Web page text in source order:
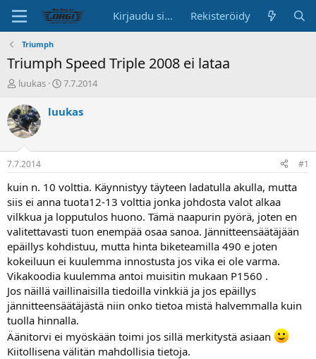
Kirjaudu sisään Rekisteröidy
Triumph
Triumph Speed Triple 2008 ei lataa
K
s
k
u
s
t
e
l
n
a
l
o
i
t
a
a
luukas
A
o
p
ä
i
v
ä
7.7.2014
luukas
7.7.2014 #1
kuin n. 10 volttia. Käynnistyy täyteen ladatulla akulla, mutta
siis ei anna tuota12-13 volttia jonka johdosta valot alkaa
vilkkua ja lopputulos huono. Tämä naapurin pyörä, joten en
valitettavasti tuon enempää osaa sanoa. Jännitteensäätäjään
epäillys kohdistuu, mutta hinta biketeamilla 490 e joten
kokeiluun ei kuulemma innostusta jos vika ei ole varma.
Vikakoodia kuulemma antoi muisitin mukaan P1560 .
Jos näillä vaillinaisilla tiedoilla vinkkiä ja jos epäillys
jännitteensäätäjästä niin onko tietoa mistä halvemmalla kuin
tuolla hinnalla.
Äänitorvi ei myöskään toimi jos sillä merkitystä asiaan
Kiitollisena välitän mahdollisia tietoja.